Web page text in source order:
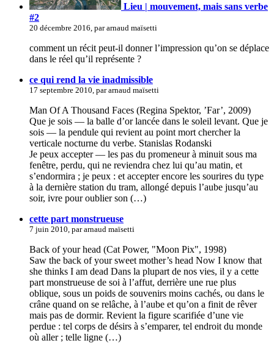
Lieu | mouvement, mais sans verbe
#2
20 décembre 2016, par arnaud maïsetti
comment un récit peut-il donner l’impression qu’on se déplace
dans le réel qu’il représente ?
ce qui rend la vie inadmissible
17 septembre 2010, par arnaud maïsetti
Man Of A Thousand Faces (Regina Spektor, ’Far’, 2009)
Que je sois — la balle d’or lancée dans le soleil levant. Que je
sois — la pendule qui revient au point mort chercher la
verticale nocturne du verbe. Stanislas Rodanski
Je peux accepter — les pas du promeneur à minuit sous ma
fenêtre, perdu, qui ne reviendra chez lui qu’au matin, et
s’endormira ; je peux : et accepter encore les sourires du type
à la dernière station du tram, allongé depuis l’aube jusqu’au
soir, ivre pour oublier son (…)
cette part monstrueuse
7 juin 2010, par arnaud maïsetti
Back of your head (Cat Power, "Moon Pix", 1998)
Saw the back of your sweet mother’s head Now I know that
she thinks I am dead Dans la plupart de nos vies, il y a cette
part monstrueuse de soi à l’affut, derrière une rue plus
oblique, sous un poids de souvenirs moins cachés, ou dans le
crâne quand on se relâche, à l’aube et qu’on a finit de rêver
mais pas de dormir. Revient la figure scarifiée d’une vie
perdue : tel corps de désirs à s’emparer, tel endroit du monde
où aller ; telle ligne (…)